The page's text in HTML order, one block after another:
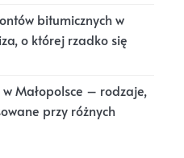
bitumicznych w
o której rzadko się
Małopolsce – rodzaje,
przy różnych